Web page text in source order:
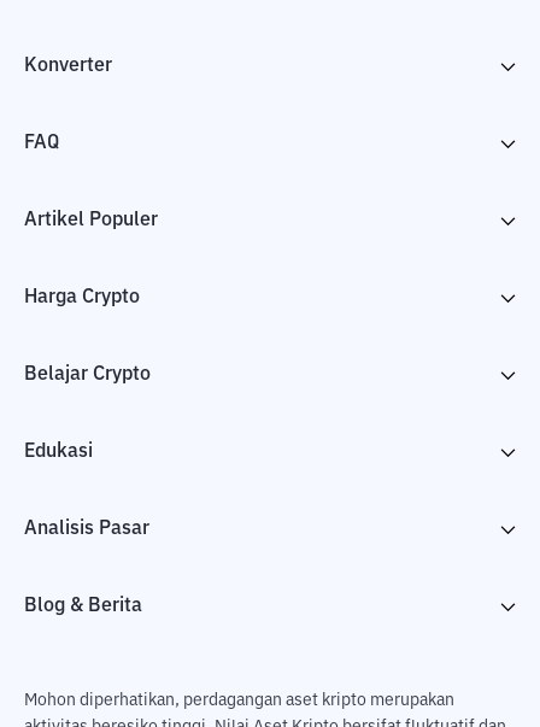
Konverter
FAQ
Artikel Populer
Harga Crypto
Belajar Crypto
Edukasi
Analisis Pasar
Blog & Berita
Mohon diperhatikan, perdagangan aset kripto merupakan